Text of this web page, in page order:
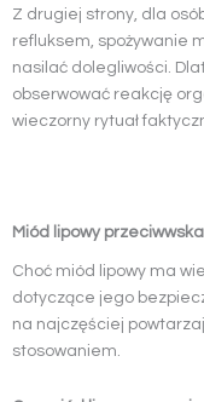
Z drugiej strony, dla
refluksem, spożywanie
nasilać dolegliwości.
obserwować reakcję
wieczorny rytuał
Miód lipowy
Choć miód lipowy ma
dotyczące jego
na najczęściej
stosowaniem.